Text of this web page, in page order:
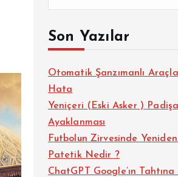
Son Yazılar
Otomatik Şanzımanlı
Hata
Yeniçeri (Eski Asker )
Ayaklanması
Futbolun Zirvesinde
Patetik Nedir ?
ChatGPT Google’ın